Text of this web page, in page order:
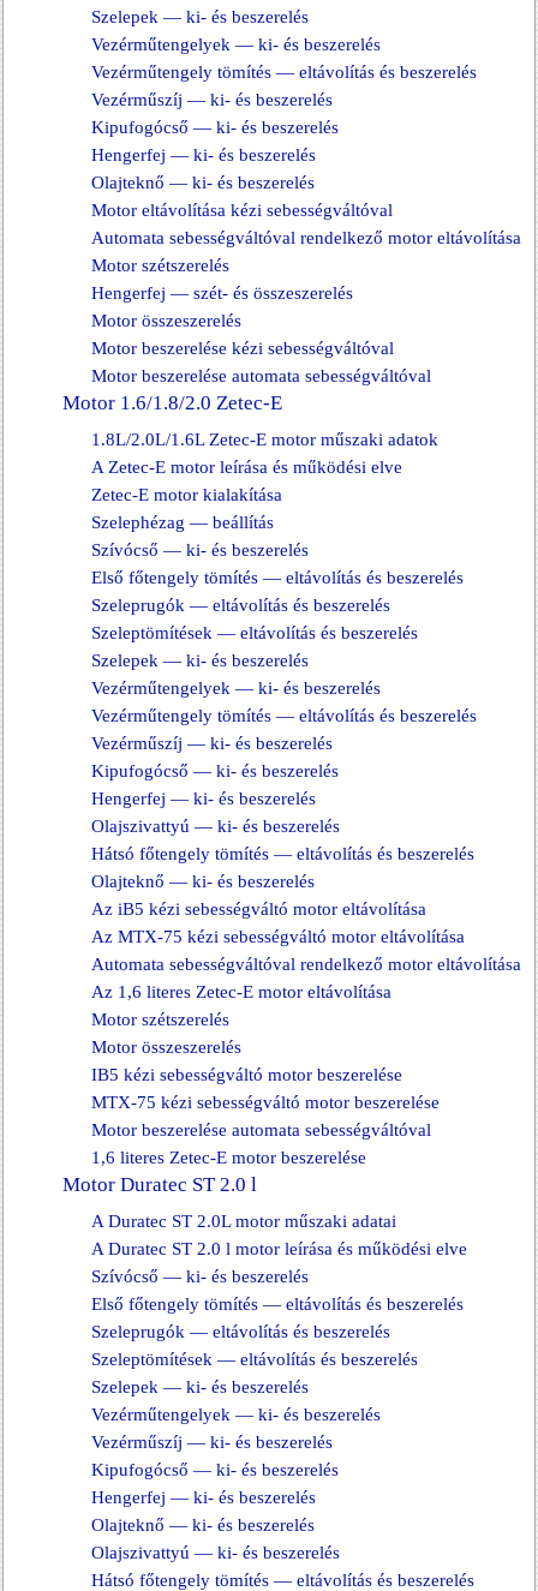
Szelepek — ki- és beszerelés
Vezérműtengelyek — ki- és beszerelés
Vezérműtengely tömítés — eltávolítás és beszerelés
Vezérműszíj — ki- és beszerelés
Kipufogócső — ki- és beszerelés
Hengerfej — ki- és beszerelés
Olajteknő — ki- és beszerelés
Motor eltávolítása kézi sebességváltóval
Automata sebességváltóval rendelkező motor eltávolítása
Motor szétszerelés
Hengerfej — szét- és összeszerelés
Motor összeszerelés
Motor beszerelése kézi sebességváltóval
Motor beszerelése automata sebességváltóval
Motor 1.6/1.8/2.0 Zetec-E
1.8L/2.0L/1.6L Zetec-E motor műszaki adatok
A Zetec-E motor leírása és működési elve
Zetec-E motor kialakítása
Szelephézag — beállítás
Szívócső — ki- és beszerelés
Első főtengely tömítés — eltávolítás és beszerelés
Szeleprugók — eltávolítás és beszerelés
Szeleptömítések — eltávolítás és beszerelés
Szelepek — ki- és beszerelés
Vezérműtengelyek — ki- és beszerelés
Vezérműtengely tömítés — eltávolítás és beszerelés
Vezérműszíj — ki- és beszerelés
Kipufogócső — ki- és beszerelés
Hengerfej — ki- és beszerelés
Olajszivattyú — ki- és beszerelés
Hátsó főtengely tömítés — eltávolítás és beszerelés
Olajteknő — ki- és beszerelés
Az iB5 kézi sebességváltó motor eltávolítása
Az MTX-75 kézi sebességváltó motor eltávolítása
Automata sebességváltóval rendelkező motor eltávolítása
Az 1,6 literes Zetec-E motor eltávolítása
Motor szétszerelés
Motor összeszerelés
IB5 kézi sebességváltó motor beszerelése
MTX-75 kézi sebességváltó motor beszerelése
Motor beszerelése automata sebességváltóval
1,6 literes Zetec-E motor beszerelése
Motor Duratec ST 2.0 l
A Duratec ST 2.0L motor műszaki adatai
A Duratec ST 2.0 l motor leírása és működési elve
Szívócső — ki- és beszerelés
Első főtengely tömítés — eltávolítás és beszerelés
Szeleprugók — eltávolítás és beszerelés
Szeleptömítések — eltávolítás és beszerelés
Szelepek — ki- és beszerelés
Vezérműtengelyek — ki- és beszerelés
Vezérműszíj — ki- és beszerelés
Kipufogócső — ki- és beszerelés
Hengerfej — ki- és beszerelés
Olajteknő — ki- és beszerelés
Olajszivattyú — ki- és beszerelés
Hátsó főtengely tömítés — eltávolítás és beszerelés